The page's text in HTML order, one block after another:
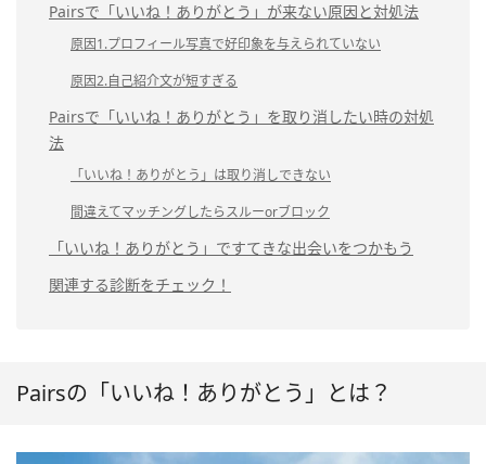
Pairsで「いいね！ありがとう」が来ない原因と対処法
原因1.プロフィール写真で好印象を与えられていない
原因2.自己紹介文が短すぎる
Pairsで「いいね！ありがとう」を取り消したい時の対処
法
「いいね！ありがとう」は取り消しできない
間違えてマッチングしたらスルーorブロック
「いいね！ありがとう」ですてきな出会いをつかもう
関連する診断をチェック！
Pairsの「いいね！ありがとう」とは？